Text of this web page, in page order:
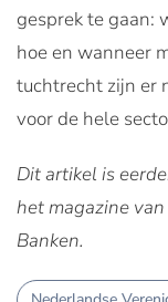
gesprek te gaan:
hoe en wanneer
tuchtrecht zijn er
voor de hele
Dit artikel is
het magazine
Banken.